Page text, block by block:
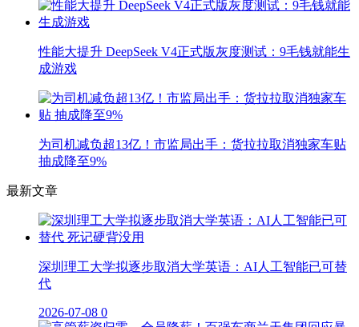
性能大提升 DeepSeek V4正式版灰度测试：9毛钱就能生
成游戏
为司机减负超13亿！市监局出手：货拉拉取消独家车贴
抽成降至9%
最新文章
深圳理工大学拟逐步取消大学英语：AI人工智能已可替
代
2026-07-08 0